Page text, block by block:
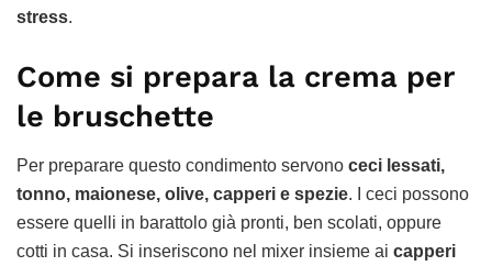
stress.
Come si prepara la crema per
le bruschette
Per preparare questo condimento servono ceci lessati,
tonno, maionese, olive, capperi e spezie. I ceci possono
essere quelli in barattolo già pronti, ben scolati, oppure
cotti in casa. Si inseriscono nel mixer insieme ai capperi